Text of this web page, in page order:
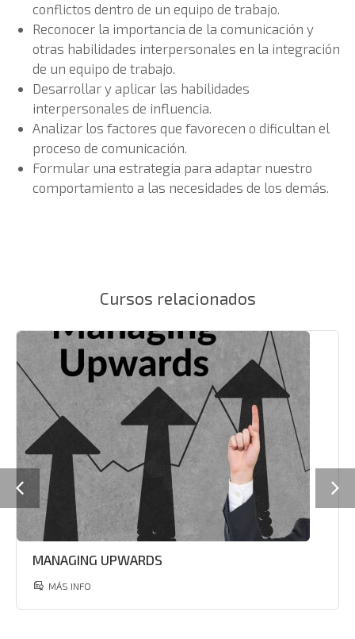
conflictos dentro de un equipo de trabajo.
Reconocer la importancia de la comunicación y
otras habilidades interpersonales en la integración
de un equipo de trabajo.
Desarrollar y aplicar las habilidades
interpersonales de influencia.
Analizar los factores que favorecen o dificultan el
proceso de comunicación.
Formular una estrategia para adaptar nuestro
comportamiento a las necesidades de los demás.
Cursos relacionados
MANAGING UPWARDS
MÁS INFO